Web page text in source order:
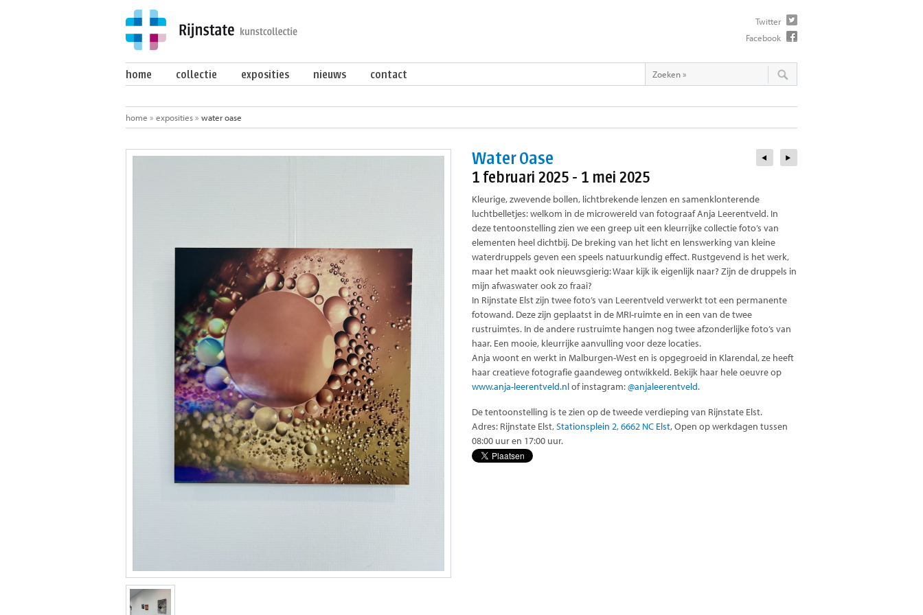
Twitter
Facebook
home collectie exposities nieuws contact
home » exposities» water oase
Water Oase
1 februari 2025 - 1 mei 2025
Kleurige, zwevende bollen, lichtbrekende lenzen en samenklonterende
luchtbelletjes: welkom in de microwereld van fotograaf Anja Leerentveld. In
deze tentoonstelling zien we een greep uit een kleurrijke collectie foto’s van
elementen heel dichtbij. De breking van het licht en lenswerking van kleine
waterdruppels geven een speels natuurkundig effect. Rustgevend is het werk,
maar het maakt ook nieuwsgierig: Waar kijk ik eigenlijk naar? Zijn de druppels in
mijn afwaswater ook zo fraai?
In Rijnstate Elst zijn twee foto’s van Leerentveld verwerkt tot een permanente
fotowand. Deze zijn geplaatst in de MRI-ruimte en in een van de twee
rustruimtes. In de andere rustruimte hangen nog twee afzonderlijke foto’s van
haar. Een mooie, kleurrijke aanvulling voor deze locaties.
Anja woont en werkt in Malburgen-West en is opgegroeid in Klarendal, ze heeft
haar creatieve fotografie gaandeweg ontwikkeld. Bekijk haar hele oeuvre op
www.anja-leerentveld.nlof instagram:@anjaleerentveld.
De tentoonstelling is te zien op de tweede verdieping van Rijnstate Elst.
Adres: Rijnstate Elst,Stationsplein 2, 6662 NC Elst, Open op werkdagen tussen
08:00 uur en 17:00 uur.